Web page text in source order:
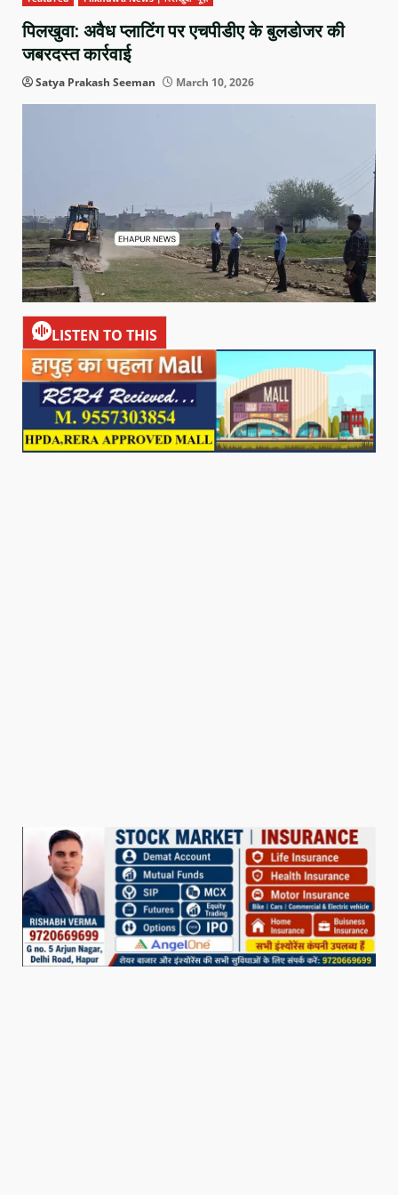
पिलखुवा: अवैध प्लाटिंग पर एचपीडीए के बुलडोजर की
जबरदस्त कार्रवाई
Satya Prakash Seeman March 10, 2026
LISTEN TO THIS